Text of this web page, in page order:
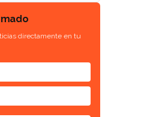
directamente en tu